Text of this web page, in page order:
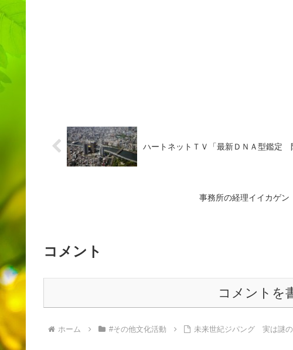
ハートネットＴＶ「最新ＤＮＡ型鑑定
事務所の経理イイカゲ
コメント
コメントを
ホーム #その他文化活動 未来世紀ジパング 実は謎